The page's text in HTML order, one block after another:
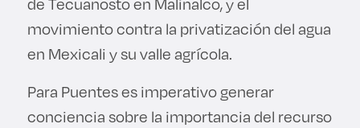
movimiento contra la privatización del agua
en Mexicali y su valle agrícola.
Para Puentes es imperativo generar
conciencia sobre la importancia del recurso